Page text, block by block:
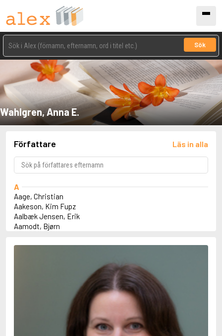
Sök
Wahlgren, Anna E.
Författare Läs in alla
A
Aage, Christian
Aakeson, Kim Fupz
Aalbæk Jensen, Erik
Aamodt, Bjørn
Abbey, Kieran
Abdel-Fattah, Randa